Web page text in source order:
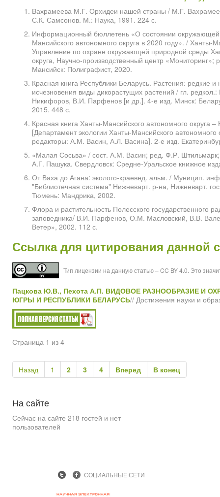
Вахрамеева М.Г. Орхидеи нашей страны / М.Г.
С.К. Самсонов. М.: Наука, 1991. 224 с.
Информационный бюллетень «О состоянии
Мансийского автономного округа в 2020 году». / Ханты-
Управление по охране окружающей природной среды
округа, Научно-производственный центр
Мансийск: Полиграфист, 2020.
Красная книга Республики Беларусь. Растения: редкие
исчезновения виды дикорастущих растений / гл.
Никифоров, В.И. Парфенов [и др.]. 4-е изд. Минск:
2015. 448 с.
Красная книга Ханты-Мансийского автономного округа
[Департамент экологии Ханты-Мансийского
редакторы: А.М. Васин, А.Л. Васина]. 2-е изд.
«Малая Сосьва» / сост. А.М. Васин; ред. Ф.Р.
А.Г. Пашука. Свердловск: Средне-Уральское книжное
От Ваха до Агана: эколого-краевед. альм. / Муницип.
"Библиотечная система" Нижневарт. р-на, Нижневарт.
Тюмень: Мандрика, 2002.
Флора и растительность Полесского государственного
заповедника/ В.И. Парфенов, О.М. Масловский, В.В.
Ветер», 2002. 112 с.
Ссылка для цитирования данной
Тип лицензии на данную статью – CC BY 4.0. Это
Пацкова Ю.В., Пехота А.П. ВИДОВОЕ РАЗНООБРАЗИЕ И
ЮГРЫ И РЕСПУБЛИКИ БЕЛАРУСЬ// Достижения науки и
Страница 1 из 4
Назад 1 2 3 4 Вперед В конец
На сайте
Сейчас на сайте 218 гостей и нет
пользователей
СОЦИАЛЬНЫЕ СЕТИ